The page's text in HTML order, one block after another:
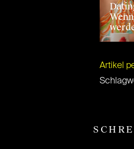
Artikel